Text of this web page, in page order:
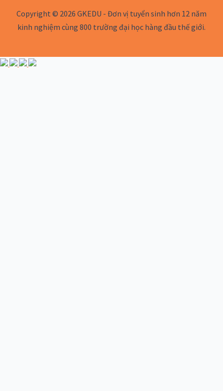
Copyright © 2026 GKEDU - Đơn vị tuyển sinh hơn 12 năm
kinh nghiệm cùng 800 trường đại học hàng đầu thế giới.